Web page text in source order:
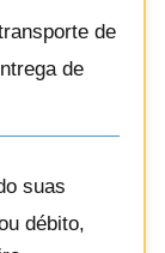
de
de
suas
débito,